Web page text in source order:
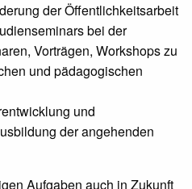
der Öffentlichkeitsarbeit
bei der
Vorträgen, Workshops zu
und pädagogischen
und
der angehenden
Aufgaben auch in Zukunft